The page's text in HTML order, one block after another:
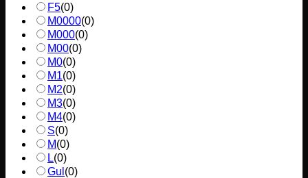
F5(0)
M0000(0)
M000(0)
M00(0)
M0(0)
M1(0)
M2(0)
M3(0)
M4(0)
S(0)
M(0)
L(0)
Gul (0)